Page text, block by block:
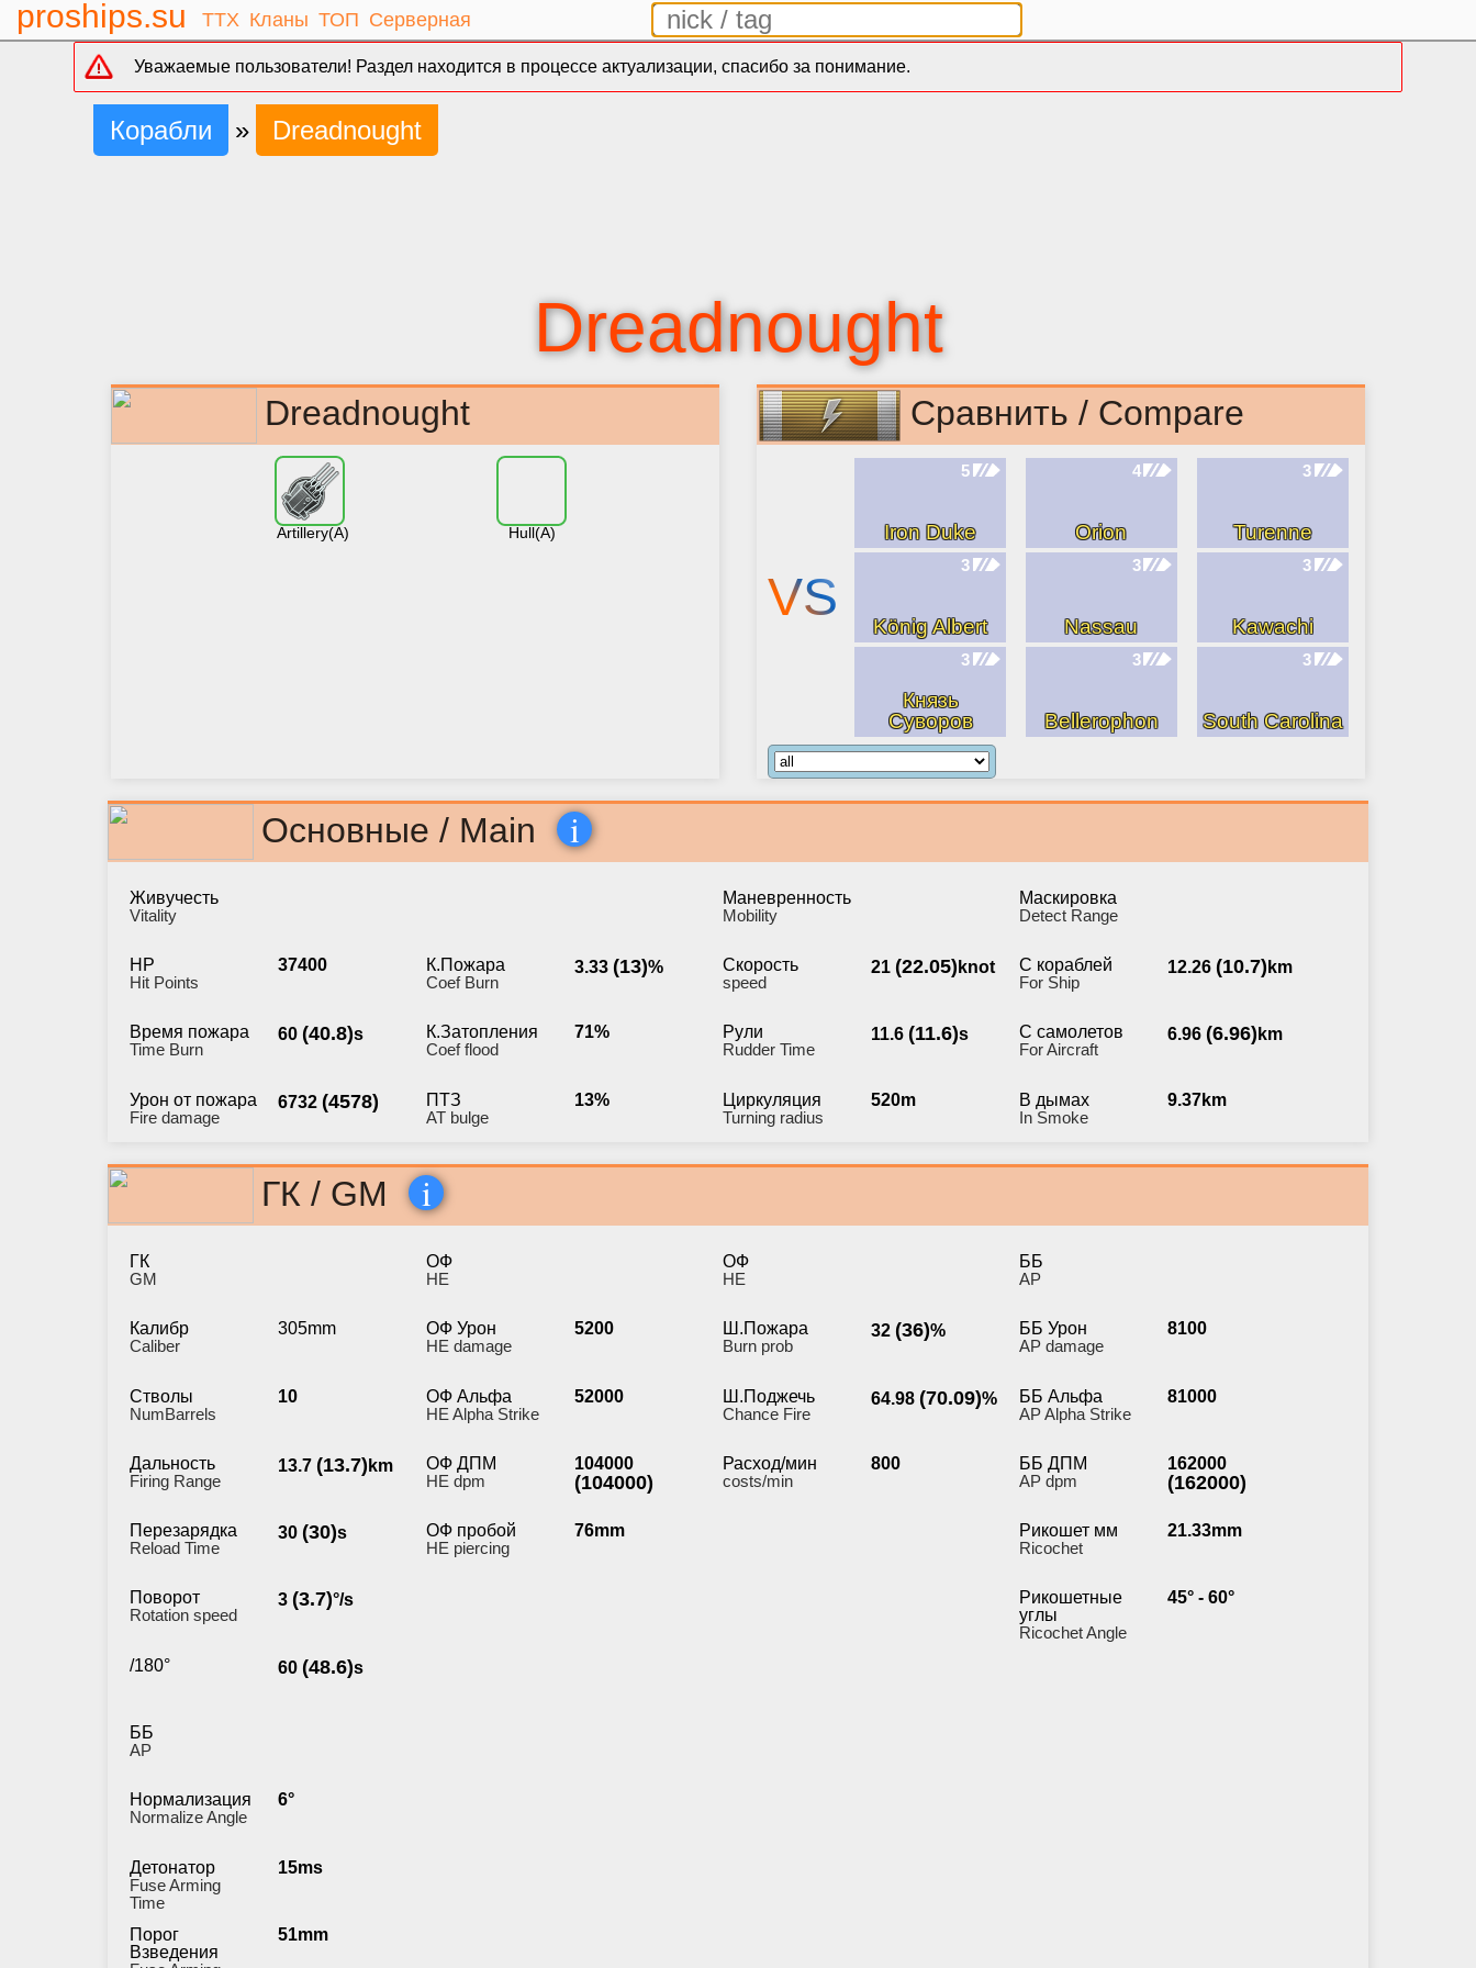
proships.su ТТХ Кланы ТОП Серверная
Уважаемые пользователи! Раздел находится в процессе актуализации, спасибо за понимание.
Корабли » Dreadnought
Dreadnought
Dreadnought
Artillery(A) Hull(A)
Сравнить / Compare
VS
5
Iron Duke
4
Orion
3
Turenne
3
König Albert
3
Nassau
3
Kawachi
3
Князь
Суворов
3
Bellerophon
3
South Carolina
Основные / Main i
Живучесть
Vitality
HP
Hit Points
37400
Время пожара
Time Burn
60 (40.8)s
Урон от пожара
Fire damage
6732 (4578)
К.Пожара
Coef Burn
3.33 (13)%
К.Затопления
Coef flood
71%
ПТЗ
AT bulge
13%
Маневренность
Мobility
Скорость
speed
21 (22.05) knot
Рули
Rudder Time
11.6 (11.6)s
Циркуляция
Turning radius
520m
Маскировка
Detect Range
С кораблей
For Ship
12.26 (10.7) km
С самолетов
For Aircraft
6.96 (6.96) km
В дымах
In Smoke
9.37km
ГК / GM i
ГК
GM
Калибр
Caliber
305mm
Стволы
NumBarrels
10
Дальность
Firing Range
13.7 (13.7) km
Перезарядка
Reload Time
30 (30)s
Поворот
Rotation speed
3 (3.7)°/s
/180° 60 (48.6)s
ОФ
HE
ОФ Урон
HE damage
5200
ОФ Альфа
HE Alpha Strike
52000
ОФ ДПМ
HE dpm
104000
(104000)
ОФ пробой
HE piercing
76mm
ОФ
HE
Ш.Пожара
Burn prob
32 (36)%
Ш.Поджечь
Chance Fire
64.98 (70.09)%
Расход/мин
costs/min
800
ББ
AP
ББ Урон
AP damage
8100
ББ Альфа
AP Alpha Strike
81000
ББ ДПМ
AP dpm
162000
(162000)
Рикошет мм
Ricochet
21.33mm
Рикошетные
углы
Ricochet Angle
45° - 60°
ББ
AP
Нормализация
Normalize Angle
6°
Детонатор
Fuse Arming
Time
15ms
Порог
Взведения
51mm